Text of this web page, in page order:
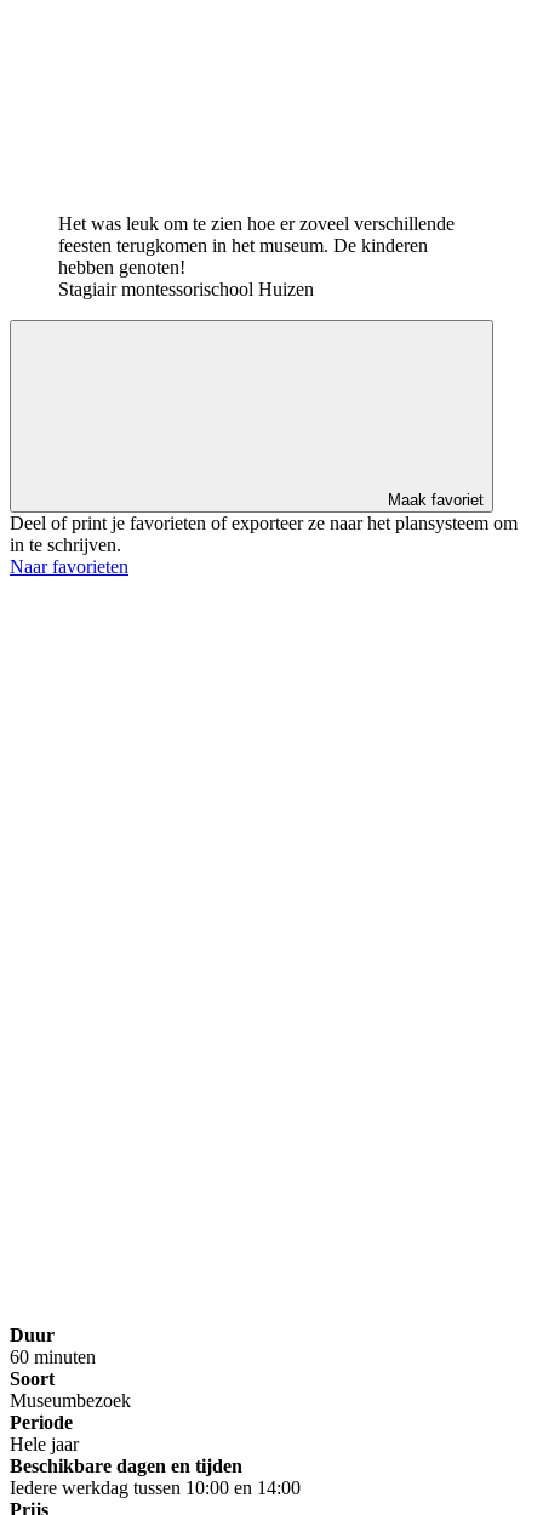
Het was leuk om te zien hoe er zoveel verschillende
feesten terugkomen in het museum. De kinderen
hebben genoten!
Stagiair montessorischool Huizen
Maak favoriet
Deel of print je favorieten of exporteer ze naar het plansysteem om
in te schrijven.
Naar favorieten
Duur
60 minuten
Soort
Museumbezoek
Periode
Hele jaar
Beschikbare dagen en tijden
Iedere werkdag tussen 10:00 en 14:00
Prijs